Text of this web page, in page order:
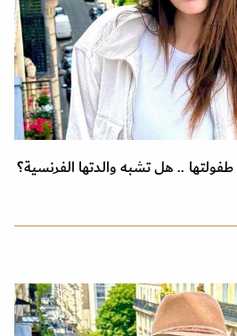
.. هل تشبه والدتها الفرنسية؟